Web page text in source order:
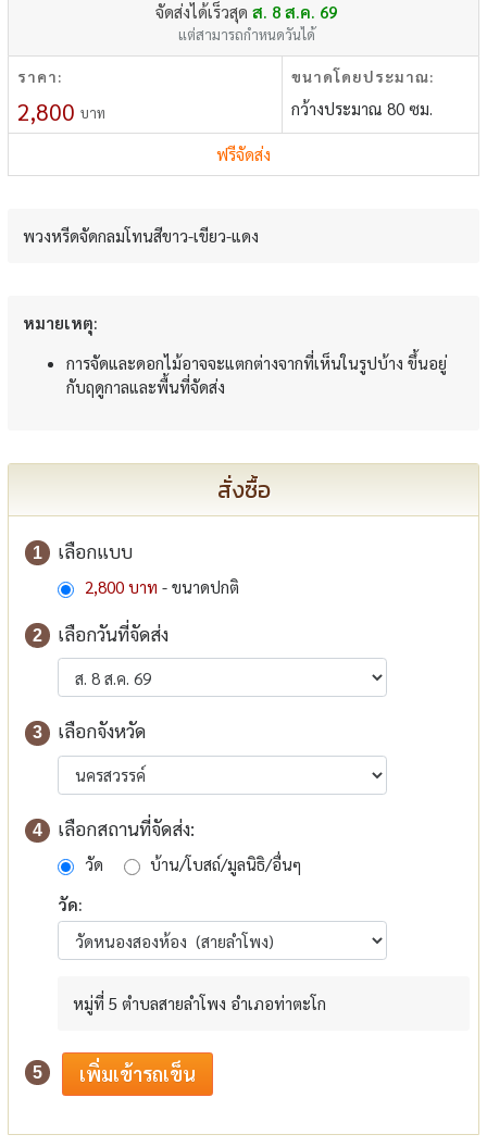
จัดส่งได้เร็วสุด ส. 8 ส.ค. 69
แต่สามารถกำหนดวันได้
ราคา:
2,800 บาท
ขนาดโดยประมาณ:
กว้างประมาณ 80 ซม.
ฟรีจัดส่ง
พวงหรีดจัดกลมโทนสีขาว-เขียว-แดง
หมายเหตุ:
การจัดและดอกไม้อาจจะแตกต่างจากที่เห็นในรูปบ้าง ขึ้นอยู่
กับฤดูกาลและพื้นที่จัดส่ง
สั่งซื้อ
1 เลือกแบบ
2,800 บาท - ขนาดปกติ
2 เลือกวันที่จัดส่ง
3 เลือกจังหวัด
4 เลือกสถานที่จัดส่ง:
วัด
บ้าน/โบสถ์/มูลนิธิ/อื่นๆ
วัด:
หมู่ที่ 5 ตำบลสายลำโพง อำเภอท่าตะโก
5